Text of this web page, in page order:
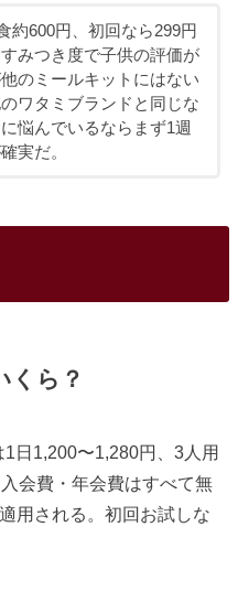
約600円、初回なら299円
みつき度で子供の評価が
のミールキットにはない
ワタミブランドと同じな
悩んでいるならまず1週
実だ。
くら？
日1,200〜1,280円、3人用
会費・年会費はすべて無
用される。初回お試しな